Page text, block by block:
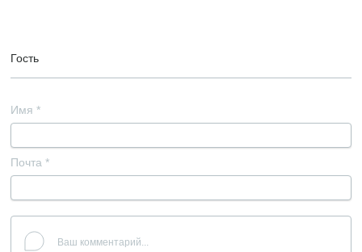
Гость
Имя *
Почта *